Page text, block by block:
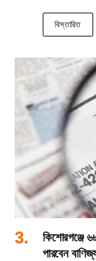
বিস্তারিত
কিশোরগঞ্জে
পারবেন